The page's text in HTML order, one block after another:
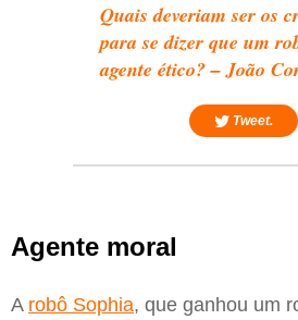
Quais deveriam ser os
para se dizer que um
agente ético? – João
Tweet.
Agente moral
A robô Sophia, que ganhou um